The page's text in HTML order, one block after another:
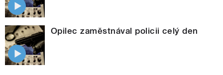
Opilec zaměstnával policii celý den